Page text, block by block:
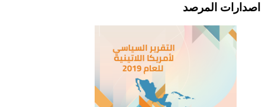
اصدارات المرصد